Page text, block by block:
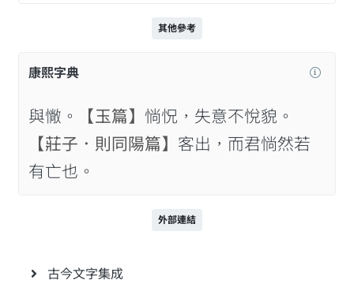
其他參考
康熙字典
與𢠵。 【玉篇】 惝怳，失意不悅貌。
【莊子．則同陽篇】 客出，而君惝然若
有亡也。
外部連結
古今文字集成